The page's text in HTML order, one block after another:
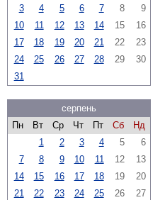
3
4 5 6 7 8
9
10
11 12 13 14 15
16
17
18 19 20 21 22
23
24
25 26 27 28 29
30
31
серпень
Пн
Вт Ср Чт Пт Сб
Нд
1
2 3 4 5
6
7
8 9 10 11 12
13
14
15 16 17 18 19
20
21
22 23 24 25 26
27